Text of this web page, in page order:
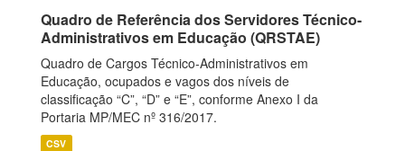
Quadro de Referência dos Servidores Técnico-
Administrativos em Educação (QRSTAE)
Quadro de Cargos Técnico-Administrativos em
Educação, ocupados e vagos dos níveis de
classificação “C”, “D” e “E”, conforme Anexo I da
Portaria MP/MEC nº 316/2017.
CSV